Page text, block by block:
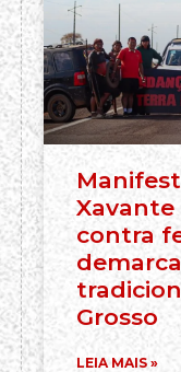
Xavante
contra
Grosso
LEIA MAIS »